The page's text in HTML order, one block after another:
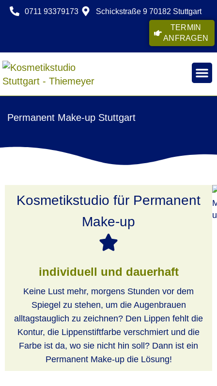
0711 93379173
Schickstraße 9 70182 Stuttgart
TERMIN
ANFRAGEN
Permanent Make-up Stuttgart
Kosmetikstudio für Permanent
Make-up
individuell und dauerhaft
Keine Lust mehr, morgens Stunden vor dem
Spiegel zu stehen, um die Augenbrauen
alltagstauglich zu zeichnen? Den Lippen fehlt die
Kontur, die Lippenstiftfarbe verschmiert und die
Farbe ist da, wo sie nicht hin soll? Dann ist ein
Permanent Make-up die Lösung!